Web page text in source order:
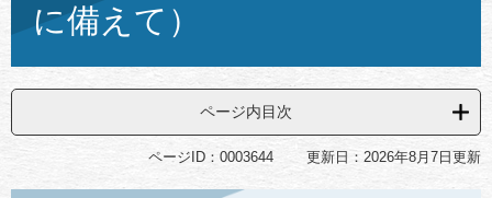
に備えて）
ページ内目次
ページID：0003644 更新日：2026年8月7日更新